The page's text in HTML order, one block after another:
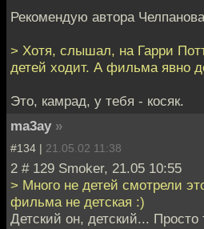
Рекомендую автора
> Хотя, слышал, на Гарри
детей ходит. А фильма явно
Это, камрад, у тебя - косяк.
ma3ay »
#134 | 21.05.02 11:38
2 # 129 Smoker, 21.05 10:55
> Много не детей смотрели
фильма не детская :)
Детский он, детский... Просто